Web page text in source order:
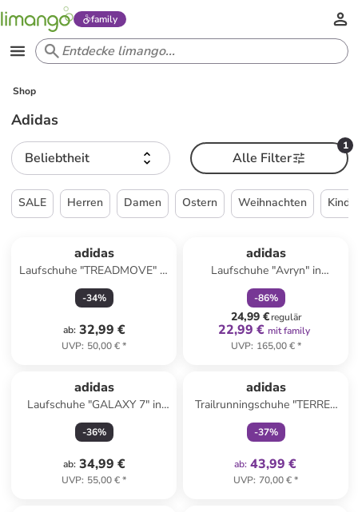
family
Shop
Adidas
Beliebtheit
1
Alle Filter
SALE Herren Damen Ostern Weihnachten
adidas
Laufschuhe "TREADMOVE" in
Weiß
-34%
ab: 32,99 €
UVP: 50,00 €*
adidas
Laufschuhe "Avryn" in
Schwarz
-86%
24,99 €regulär
22,99 € mit family
UVP: 165,00 €*
adidas
Laufschuhe "GALAXY 7" in
Dunkelblau
-36%
ab: 34,99 €
UVP: 55,00 €*
adidas
Trailrunningschuhe "TERREX
TRACEFINDER 2" in Schwarz
-37%
ab: 43,99 €
UVP: 70,00 €*